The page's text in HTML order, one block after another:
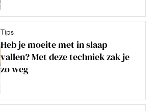
Tips
Heb je moeite met in slaap
vallen? Met deze techniek zak je
zo weg